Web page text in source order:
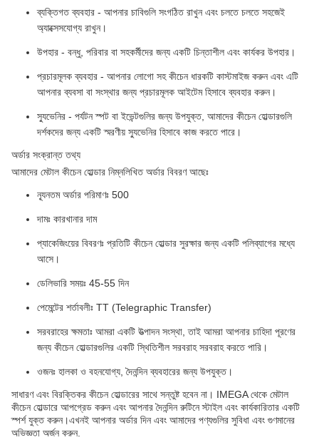
ব্যক্তিগত ব্যবহার - আপনার চাবিগুলি সংগঠিত রাখুন এবং চলতে চলতে সহজেই
অ্যাক্সেসযোগ্য রাখুন।
উপহার - বন্ধু, পরিবার বা সহকর্মীদের জন্য একটি চিন্তাশীল এবং কার্যকর উপহার।
প্রচারমূলক ব্যবহার - আপনার লোগো সহ কীচেন ধারকটি কাস্টমাইজ করুন এবং এটি
আপনার ব্যবসা বা সংস্থার জন্য প্রচারমূলক আইটেম হিসাবে ব্যবহার করুন।
স্যুভেনির - পর্যটন স্পট বা ইভেন্টগুলির জন্য উপযুক্ত, আমাদের কীচেন হোল্ডারগুলি
দর্শকদের জন্য একটি স্মরণীয় স্যুভেনির হিসাবে কাজ করতে পারে।
অর্ডার সংক্রান্ত তথ্য
আমাদের মেটাল কীচেন হোল্ডার নিম্নলিখিত অর্ডার বিবরণ আছেঃ
ন্যূনতম অর্ডার পরিমাণঃ 500
দামঃ কারখানার দাম
প্যাকেজিংয়ের বিবরণঃ প্রতিটি কীচেন হোল্ডার সুরক্ষার জন্য একটি পলিব্যাগের মধ্যে
আসে।
ডেলিভারি সময়ঃ 45-55 দিন
পেমেন্টের শর্তাবলীঃ TT (Telegraphic Transfer)
সরবরাহের ক্ষমতাঃ আমরা একটি উত্পাদন সংস্থা, তাই আমরা আপনার চাহিদা পূরণের
জন্য কীচেন হোল্ডারগুলির একটি স্থিতিশীল সরবরাহ সরবরাহ করতে পারি।
ওজনঃ হালকা ও বহনযোগ্য, দৈনন্দিন ব্যবহারের জন্য উপযুক্ত।
সাধারণ এবং বিরক্তিকর কীচেন হোল্ডারের সাথে সন্তুষ্ট হবেন না। IMEGA থেকে মেটাল
কীচেন হোল্ডারে আপগ্রেড করুন এবং আপনার দৈনন্দিন রুটিনে স্টাইল এবং কার্যকারিতার একটি
স্পর্শ যুক্ত করুন।এখনই আপনার অর্ডার দিন এবং আমাদের পণ্যগুলির সুবিধা এবং গুণমানের
অভিজ্ঞতা অর্জন করুন.